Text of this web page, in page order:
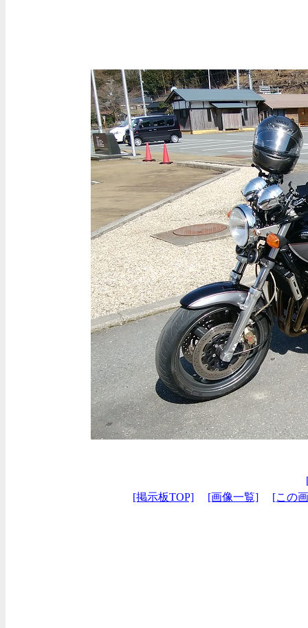
[掲示板TOP]
[画像一覧] [この